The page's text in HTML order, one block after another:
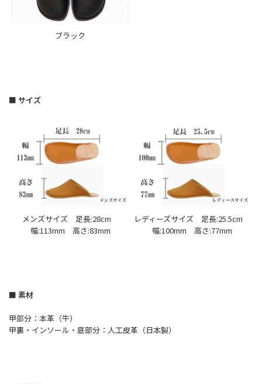
ブラック
■ サイズ
メンズサイズ 足長:28cm
幅:113mm 高さ:83mm
レディーズサイズ 足長:25.5cm
幅:100mm 高さ:77mm
■ 素材
甲部分：本革（牛）
甲裏・インソール・底部分：人工皮革（日本製）